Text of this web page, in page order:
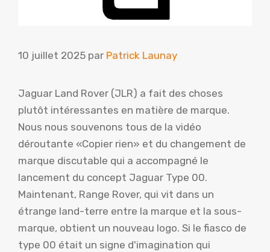
10 juillet 2025 par Patrick Launay
Jaguar Land Rover (JLR) a fait des choses
plutôt intéressantes en matière de marque.
Nous nous souvenons tous de la vidéo
déroutante «Copier rien» et du changement de
marque discutable qui a accompagné le
lancement du concept Jaguar Type 00.
Maintenant, Range Rover, qui vit dans un
étrange land-terre entre la marque et la sous-
marque, obtient un nouveau logo. Si le fiasco de
type 00 était un signe d'imagination qui